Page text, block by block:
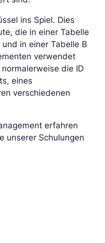
ins Spiel. Dies
die in einer Tabelle
in einer Tabelle B
verwendet
die ID
eines
verschiedenen
erfahren
unserer Schulungen